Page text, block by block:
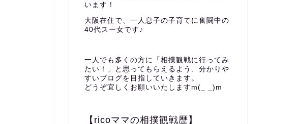
います！
大阪在住で、一人息子の子育てに奮闘中の
40代スー女です♪
一人でも多くの方に「相撲観戦に行ってみ
たい！」と思ってもらえるよう、分かりや
すいブログを目指していきます。
どうぞ宜しくお願いいたしますm(_ _)m
【ricoママの相撲観戦歴】